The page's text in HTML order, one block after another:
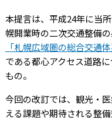
本提言は、平成24年に当
幌開業時の二次交通整備
「札幌広域圏の総合交通
である都心アクセス道路
もの。
今回の改訂では、観光・
える課題や期待される整備